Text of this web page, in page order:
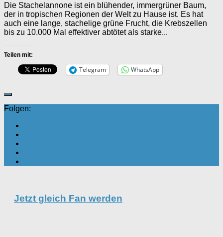
Die Stachelannone ist ein blühender, immergrüner Baum,
der in tropischen Regionen der Welt zu Hause ist. Es hat
auch eine lange, stachelige grüne Frucht, die Krebszellen
bis zu 10.000 Mal effektiver abtötet als starke...
Teilen mit:
Telegram WhatsApp
Folgen:
Jetzt gleich Fan werden